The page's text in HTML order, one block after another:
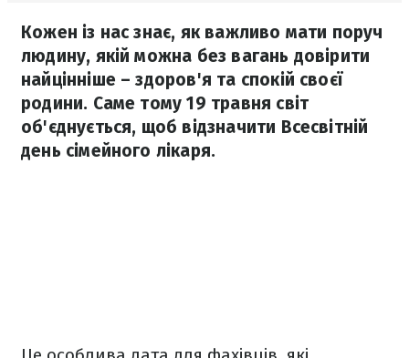
Кожен із нас знає, як важливо мати поруч
людину, якій можна без вагань довірити
найцінніше – здоров'я та спокій своєї
родини. Саме тому 19 травня світ
об'єднується, щоб відзначити Всесвітній
день сімейного лікаря.